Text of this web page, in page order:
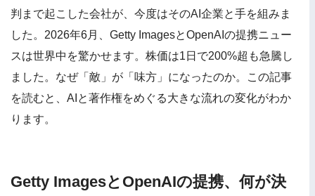
判まで起こした会社が、今度はそのAI企業と手を組みま
した。2026年6月、Getty ImagesとOpenAIの提携ニュー
スは世界中を驚かせます。株価は1日で200%超も急騰し
ました。なぜ「敵」が「味方」になったのか。この記事
を読むと、AIと著作権をめぐる大きな流れの変化がわか
ります。
Getty ImagesとOpenAIの提携、何が決